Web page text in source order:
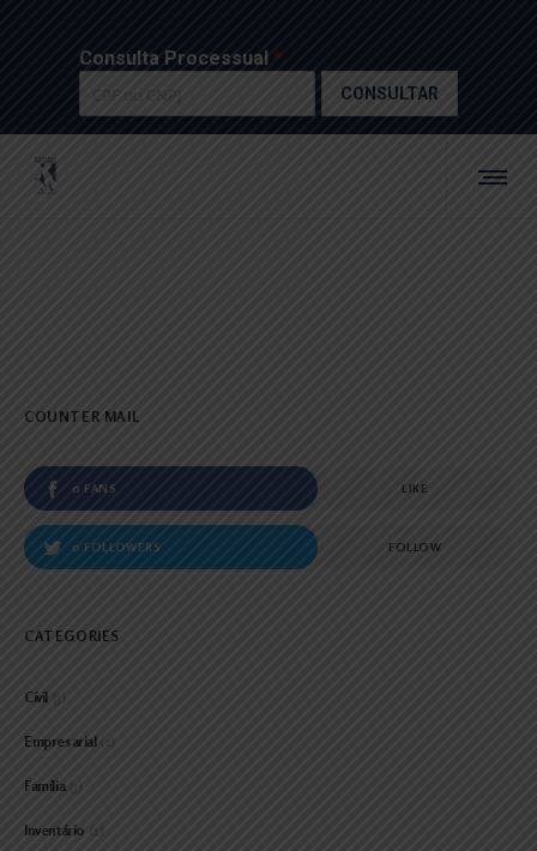
Consulta Processual *
CONSULTAR
COUNTER MAIL
0 FANS LIKE
0 FOLLOWERS FOLLOW
CATEGORIES
Cívil (3)
Empresarial(1)
Família(3)
Inventário (1)